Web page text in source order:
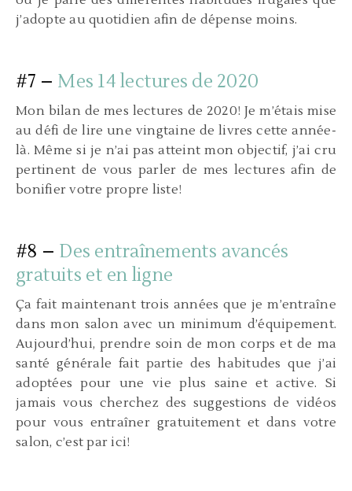
j’adopte au quotidien afin de dépense moins.
#7 – Mes 14 lectures de 2020
Mon bilan de mes lectures de 2020! Je m’étais mise
au défi de lire une vingtaine de livres cette année-
là. Même si je n’ai pas atteint mon objectif, j’ai cru
pertinent de vous parler de mes lectures afin de
bonifier votre propre liste!
#8 – Des entraînements avancés
gratuits et en ligne
Ça fait maintenant trois années que je m’entraîne
dans mon salon avec un minimum d’équipement.
Aujourd’hui, prendre soin de mon corps et de ma
santé générale fait partie des habitudes que j’ai
adoptées pour une vie plus saine et active. Si
jamais vous cherchez des suggestions de vidéos
pour vous entraîner gratuitement et dans votre
salon, c’est par ici!